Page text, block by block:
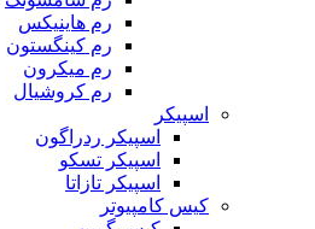
رم هاینیکس
رم کینگستون
رم میکرون
رم کروشیال
اسپیکر
اسپیکر ردراگون
اسپیکر تسکو
اسپیکر تازاتا
کیس کامپیوتر